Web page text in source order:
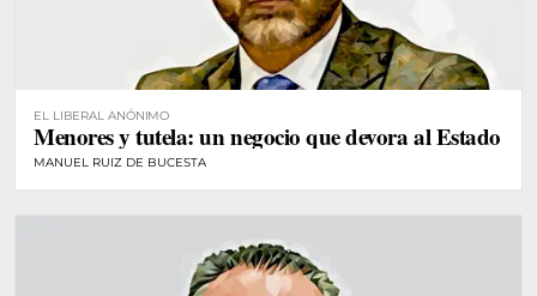
EL LIBERAL ANÓNIMO
Menores y tutela: un negocio que devora al Estado
MANUEL RUIZ DE BUCESTA